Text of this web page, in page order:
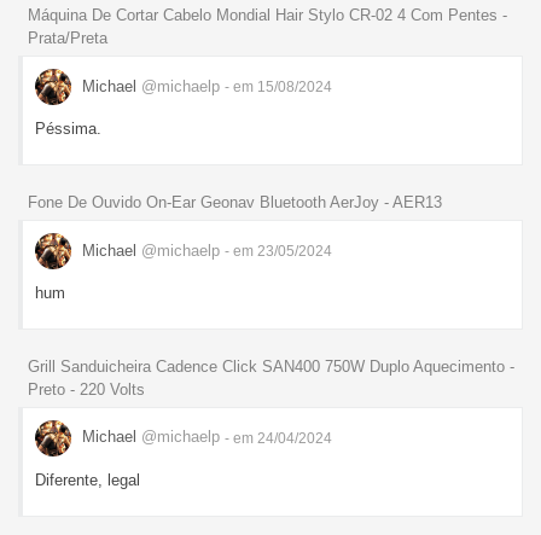
Máquina De Cortar Cabelo Mondial Hair Stylo CR-02 4 Com Pentes -
Prata/Preta
Michael @michaelp - em 15/08/2024
Péssima.
Fone De Ouvido On-Ear Geonav Bluetooth AerJoy - AER13
Michael @michaelp - em 23/05/2024
hum
Grill Sanduicheira Cadence Click SAN400 750W Duplo Aquecimento -
Preto - 220 Volts
Michael @michaelp - em 24/04/2024
Diferente, legal